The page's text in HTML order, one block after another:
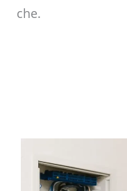
che.